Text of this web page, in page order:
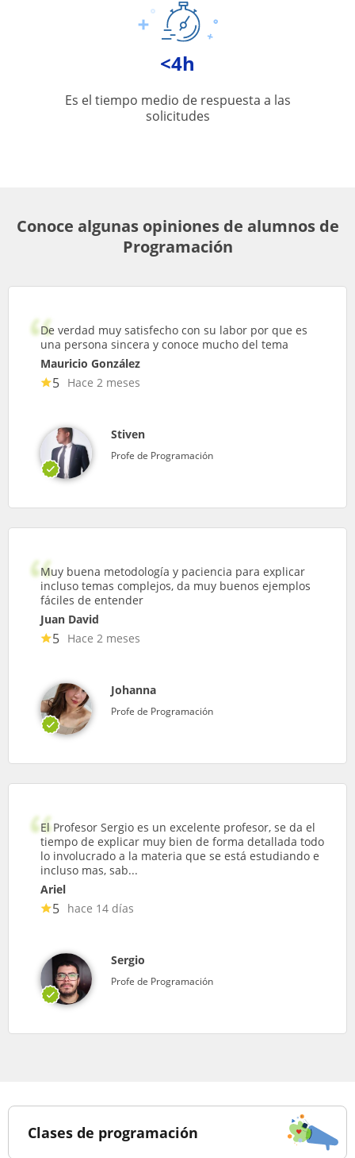
<4h
Es el tiempo medio de respuesta a las
solicitudes
Conoce algunas opiniones de alumnos de
Programación
De verdad muy satisfecho con su labor por que es
una persona sincera y conoce mucho del tema
Mauricio González
5 Hace 2 meses
Stiven
Profe de Programación
Muy buena metodología y paciencia para explicar
incluso temas complejos, da muy buenos ejemplos
fáciles de entender
Juan David
5 Hace 2 meses
Johanna
Profe de Programación
El Profesor Sergio es un excelente profesor, se da el
tiempo de explicar muy bien de forma detallada todo
lo involucrado a la materia que se está estudiando e
incluso mas, sab...
Ariel
5 hace 14 días
Sergio
Profe de Programación
Clases de programación